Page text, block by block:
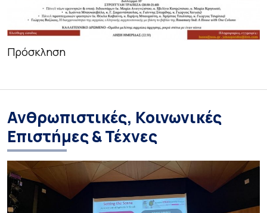
Πρόσκληση
Ανθρωπιστικές, Κοινωνικές
Επιστήμες & Τέχνες